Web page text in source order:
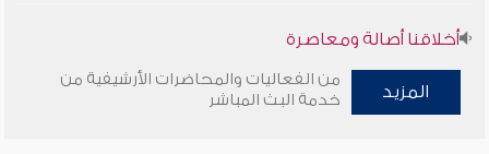
أخلاقنا أصالة ومعاصرة
وأمنهم من خوف 9
المزيد
من الفعاليات والمحاضرات الأرشيفية من
خدمة البث المباشر